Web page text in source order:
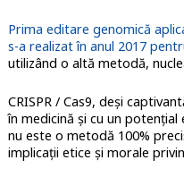
Prima editare genomică
s-a realizat în anul 2017
utilizând o altă metodă,
CRISPR / Cas9, deşi
în medicină şi cu un
nu este o metodă 100%
implicații etice și morale